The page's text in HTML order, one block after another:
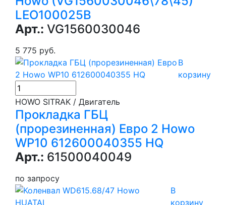
LEO100025B
Арт.: VG1560030046
5 775 руб.
В
корзину
HOWO SITRAK / Двигатель
Прокладка ГБЦ
(прорезиненная) Евро 2 Howo
WP10 612600040355 HQ
Арт.: 61500040049
по запросу
В
корзину